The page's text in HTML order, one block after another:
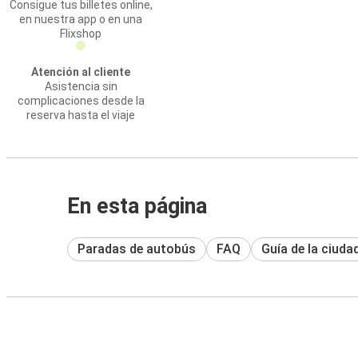
Consigue tus billetes online,
en nuestra app o en una
Flixshop
Atención al cliente
Asistencia sin
complicaciones desde la
reserva hasta el viaje
En esta página
Paradas de autobús FAQ Guía de la